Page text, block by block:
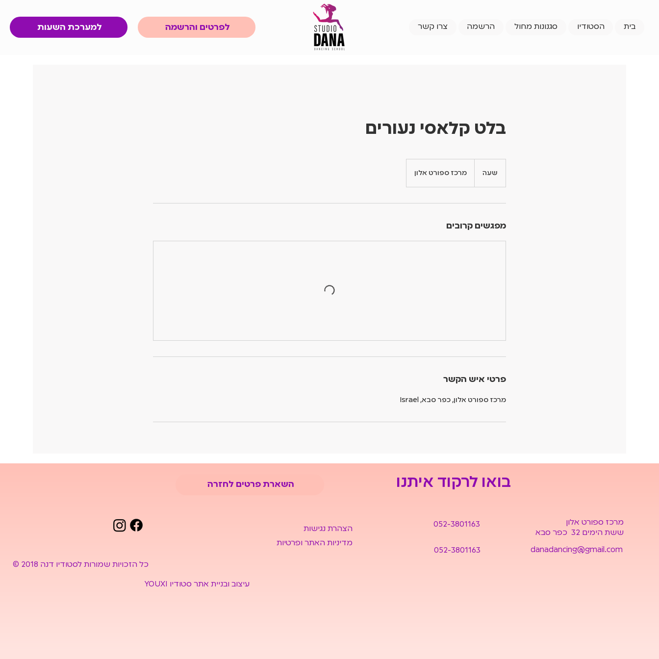
בית הסטודיו סגנונות מחול הרשמה צרו קשר למערכת השעות לפרטים והרשמה
בלט קלאסי נעורים
שעה מרכז ספורט אלון
מפגשים קרובים
פרטי איש הקשר
מרכז ספורט אלון, כפר סבא, Israel
052-3801163
052-3801163
מרכז ספורט אלון
ששת הימים 32 כפר סבא
danadancing@gmail.com
© 2018 כל הזכויות שמורות לסטודיו דנה
עיצוב ובניית אתר סטודיו YOUXI
הצהרת נגישות
מדיניות האתר ופרטיות
בואו לרקוד איתנו השארת פרטים לחזרה